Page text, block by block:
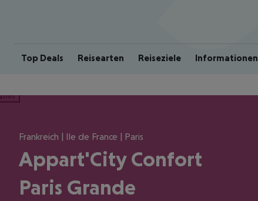
Top Deals Reisearten Reiseziele Informationen
Frankreich | Ile de France | Paris
Appart'City Confort
Paris Grande